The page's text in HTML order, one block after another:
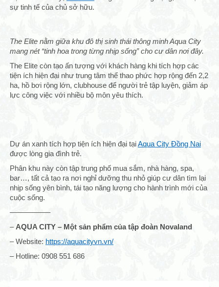
sự tinh tế của chủ sở hữu.
The Elite nằm giữa khu đô thị sinh thái thông minh Aqua City
mang nét “tinh hoa trong từng nhịp sống” cho cư dân nơi đây.
The Elite còn tạo ấn tượng với khách hàng khi tích hợp các
tiện ích hiện đại như trung tâm thể thao phức hợp rộng đến 2,2
ha, hồ bơi rộng lớn, clubhouse để người trẻ tập luyện, giảm áp
lực công việc với nhiều bộ môn yêu thích.
Dự án xanh tích hợp tiện ích hiện đại tạiAqua City Đồng Nai
được lòng gia đình trẻ.
Phân khu này còn tập trung phố mua sắm, nhà hàng, spa,
bar…, tất cả tạo ra nơi nghỉ dưỡng thu nhỏ giúp cư dân tìm lại
nhịp sống yên bình, tái tạo năng lượng cho hành trình mới của
cuộc sống.
—————–
– AQUA CITY – Một sản phẩm của tập đoàn Novaland
– Website: https://aquacityvn.vn/
– Hotline: 0908 551 686